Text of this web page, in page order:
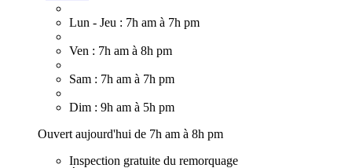
Lun - Jeu : 7h am à 7h pm
Ven : 7h am à 8h pm
Sam : 7h am à 7h pm
Dim : 9h am à 5h pm
Ouvert aujourd'hui de 7h am à 8h pm
Inspection gratuite du remorquage